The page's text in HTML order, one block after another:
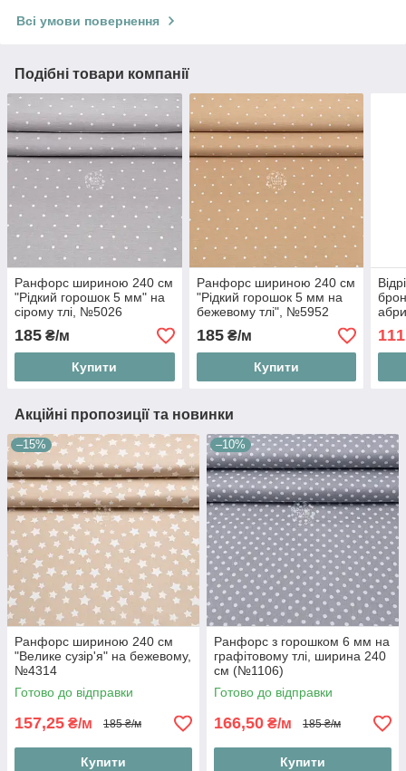
Всі умови повернення
Подібні товари компанії
Ранфорс шириною 240 см
"Рідкий горошок 5 мм" на
сірому тлі, №5026
185 ₴/м
Купити
Ранфорс шириною 240 см
"Рідкий горошок 5 мм на
бежевому тлі", №5952
185₴/м
Купити
111
Акційні пропозиції та новинки
–15%
Ранфорс шириною 240 см
"Велике сузір'я" на бежевому,
№4314
Готово до відправки
157,25 ₴/м 185 ₴/м
Купити
–10%
Ранфорс з горошком 6 мм на
графітовому тлі, ширина 240
см (№1106)
Готово до відправки
166,50 ₴/м 185 ₴/м
Купити